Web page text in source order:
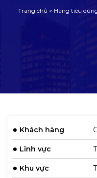
Trang chủ > Hàng tiêu
Khách hàng
Lĩnh vực
Khu vực